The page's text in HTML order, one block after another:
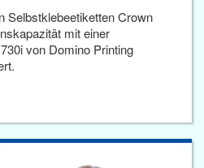
Selbstklebeetiketten Crown
mit einer
von Domino Printing